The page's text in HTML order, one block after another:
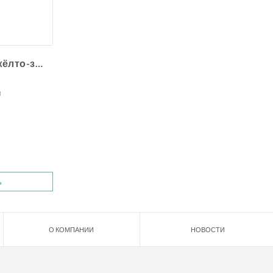
Сансевиерия жёлто-зелёная
О КОМПАНИИ НОВОСТИ